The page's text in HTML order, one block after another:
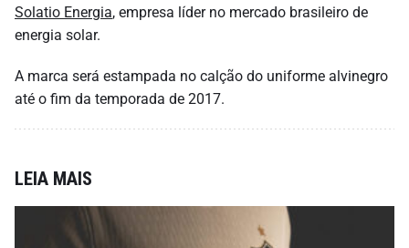
Solatio Energia, empresa líder no mercado brasileiro de
energia solar.
A marca será estampada no calção do uniforme alvinegro
até o fim da temporada de 2017.
LEIA MAIS